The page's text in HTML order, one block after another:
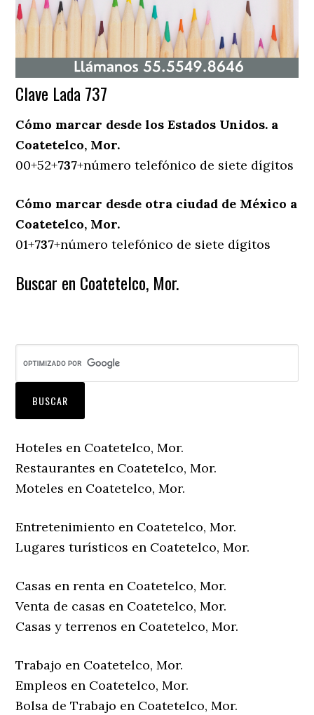
Clave Lada 737
Cómo marcar desde los Estados Unidos. a
Coatetelco, Mor.
00+52+737+número telefónico de siete dígitos
Cómo marcar desde otra ciudad de México a
Coatetelco, Mor.
01+737+número telefónico de siete dígitos
Buscar en Coatetelco, Mor.
Hoteles en Coatetelco, Mor.
Restaurantes en Coatetelco, Mor.
Moteles en Coatetelco, Mor.
Entretenimiento en Coatetelco, Mor.
Lugares turísticos en Coatetelco, Mor.
Casas en renta en Coatetelco, Mor.
Venta de casas en Coatetelco, Mor.
Casas y terrenos en Coatetelco, Mor.
Trabajo en Coatetelco, Mor.
Empleos en Coatetelco, Mor.
Bolsa de Trabajo en Coatetelco, Mor.